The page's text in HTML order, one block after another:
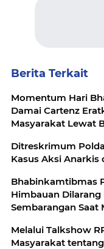
Berita Terkait
Momentum Hari
Damai Cartenz
Masyarakat Lewat
Ditreskrimum
Kasus Aksi Anarkis
Bhabinkamtibmas
Himbauan
Sembarangan Saat
Melalui Talkshow
Masyarakat